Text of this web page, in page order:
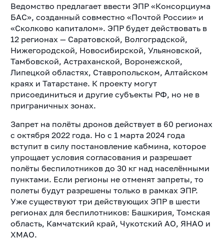
Ведомство предлагает ввести ЭПР «Консорциума
БАС», созданный совместно «Почтой России» и
«Сколково капиталом». ЭПР будет действовать в
12 регионах — Саратовской, Волгоградской,
Нижегородской, Новосибирской, Ульяновской,
Тамбовской, Астраханской, Воронежской,
Липецкой областях, Ставропольском, Алтайском
краях и Татарстане. К проекту могут
присоединиться и другие субъекты РФ, но не в
приграничных зонах.
Запрет на полёты дронов действует в 60 регионах
с октября 2022 года. Но с 1 марта 2024 года
вступит в силу постановление кабмина, которое
упрощает условия согласования и разрешает
полёты беспилотников до 30 кг над населёнными
пунктами. Если регионы не отменят запреты, то
полеты будут разрешены только в рамках ЭПР.
Уже существуют три действующих ЭПР в шести
регионах для беспилотников: Башкирия, Томская
область, Камчатский край, Чукотский АО, ЯНАО и
ХМАО.